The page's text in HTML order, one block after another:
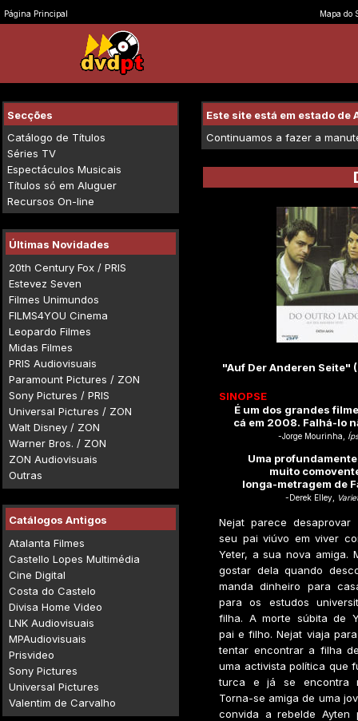
Página Principal Mapa do
Secções
Catálogo de Títulos
Séries TV
Espectáculos Musicais
Títulos só em Aluguer
Recursos On-line
Últimas Novidades
20th Century Fox / PRIS
Estevez Seven
Filmes Unimundos
FILMS4YOU Cinema
Leopardo Filmes
Midas Filmes
PRIS Audiovisuais
Paramount Pictures / ZON
Sony Pictures / PRIS
Universal Pictures / ZON
Walt Disney / ZON
Warner Bros. / ZON
ZON Audiovisuais
Outras
Catálogos Antigos
Atalanta Filmes
Castello Lopes Multimédia
Cine Digital
Costa do Castelo
Divisa Home Video
LNK Audiovisuais
MPAudiovisuais
Prisvideo
Sony Pictures
Universal Pictures
Valentim de Carvalho
Este site está em estado de
Continuamos a fazer a
"Auf Der Anderen Seite"
SINOPSE
É um dos grandes
cá em 2008. Falhá-lo
-Jorge Mourinha,
Uma
muito
longa-metragem de
-Derek Elley,
Nejat parece
seu pai viúvo em viver
Yeter, a sua nova amiga.
gostar dela quando
manda dinheiro para
para os estudos
filha. A morte súbita de
pai e filho. Nejat viaja
tentar encontrar a filha
uma activista política que
turca e já se encontra
Torna-se amiga de uma
convida a rebelde Ayten